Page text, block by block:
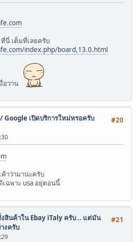
ที่นี่ เต็มที่เลยครับ
index.php/board,13.0.html
อวาน
#20
/Google เปิดบริการใหม่หรอครับ
าว่ามาน่ะครับ
ฉพาะ usa อยุ่ตอนนี้
#21
สินค้าใน Ebay iTaly ครับ .. แต่มัน
งครับ